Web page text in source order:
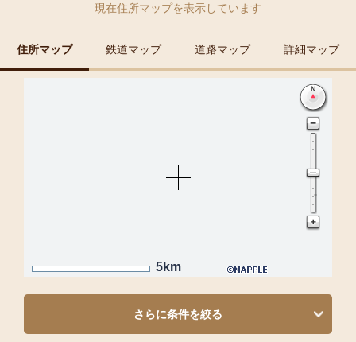
現在住所マップを表示しています
住所マップ 鉄道マップ 道路マップ 詳細マップ
5km
さらに条件を絞る